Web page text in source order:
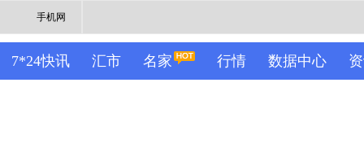
手机网
7*24快讯 汇市 名家 行情 数据中心